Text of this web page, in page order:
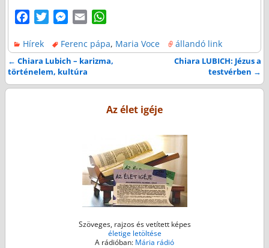
c
e
b
o
t
t
e
M
s
s
e
n
a
i
l
a
t
A
p
p
Hírek Ferenc pápa, Maria Voce állandó link
Bejegyzés navigáció
← Chiara Lubich – karizma,
történelem, kultúra
Chiara LUBICH: Jézus a
testvérben →
Az élet igéje
Szöveges, rajzos és vetített képes
életige letöltése
A rádióban: Mária rádió